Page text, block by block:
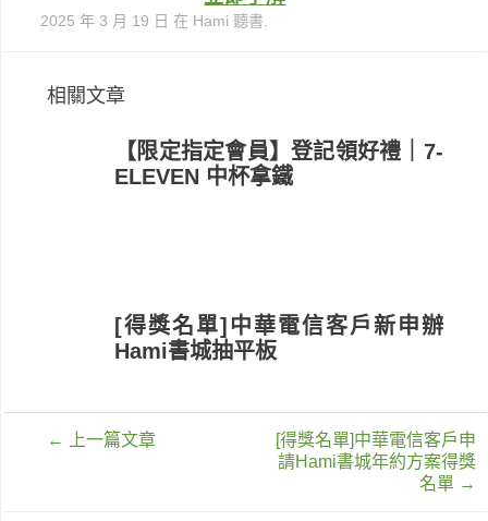
2025 年 3 月 19 日 在 Hami 聽書
相關文章
【限定指定會員】登記領好禮｜7-
ELEVEN 中杯拿鐵
[得獎名單]中華電信客戶新申辦
Hami書城抽平板
文
← 上一篇文章
[得獎名單]中華電信客戶申
請Hami書城年約方案得獎
名單 →